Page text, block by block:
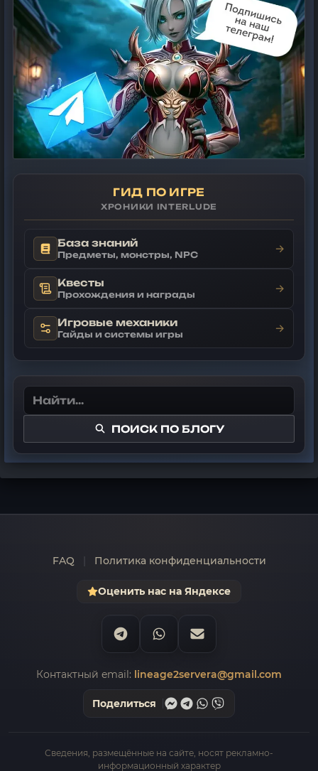
ГИД ПО ИГРЕ
ХРОНИКИ INTERLUDE
База знаний
Предметы, монстры, NPC →
Квесты
Прохождения и награды →
Игровые механики
Гайды и системы игры →
ПОИСК ПО БЛОГУ
FAQ Политика конфиденциальности
Оценить нас на Яндексе
Контактный email: lineage2servera@gmail.com
Поделиться
Сведения, размещённые на сайте, носят рекламно-
информационный характер